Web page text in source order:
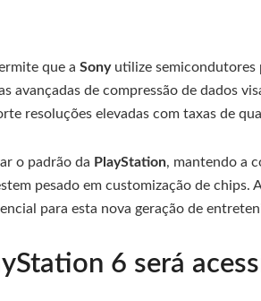
que a Sonyutilize semicondutores
avançadas de compressão de dados
resoluções elevadas com taxas de
o padrão da PlayStation, mantendo a
pesado em customização de chips.
para esta nova geração de
6 será